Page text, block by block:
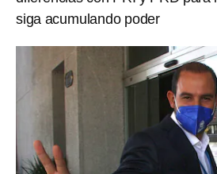
siga acumulando poder